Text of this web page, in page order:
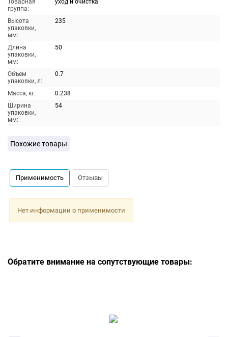
Товарная
группа:
уход и очистка
Высота
упаковки,
мм:
235
Длина
упаковки,
мм:
50
Объем
упаковки, л:
0.7
Масса, кг:
0.238
Ширина
упаковки,
мм:
54
Похожие товары
Применимость Отзывы
Нет информации о применимости
Обратите внимание на сопутствующие товары: